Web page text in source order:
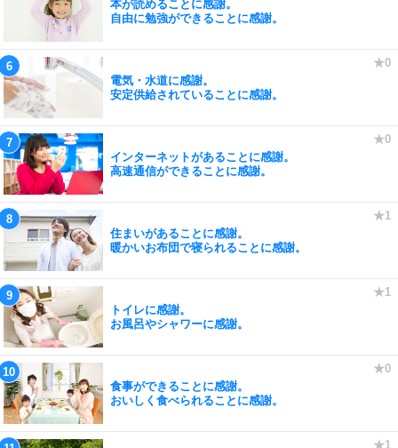
本が読めることに感謝。
自由に勉強ができることに感謝。
電気・水道に感謝。
安定供給されていることに感謝。
インターネットがあることに感謝。
高速通信ができることに感謝。
住まいがあることに感謝。
暖かいお布団で寝られることに感謝。
トイレに感謝。
お風呂やシャワーに感謝。
食事ができることに感謝。
おいしく食べられることに感謝。